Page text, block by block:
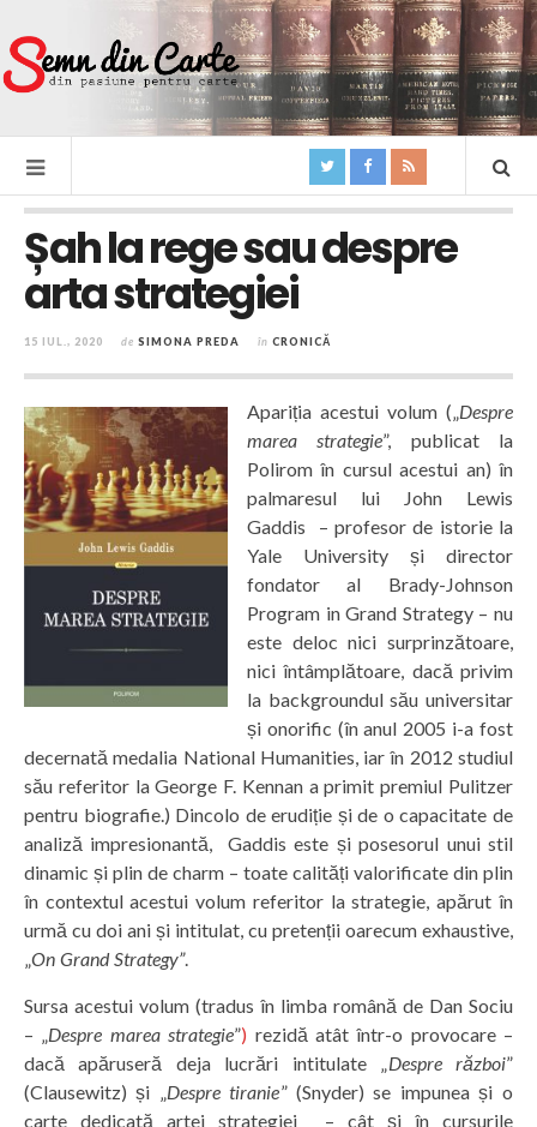
Șah la rege sau despre
arta strategiei
15 IUL., 2020 de SIMONA PREDA în CRONICĂ
Apariția acestui volum („Despre
marea strategie”, publicat la
Polirom în cursul acestui an) în
palmaresul lui John Lewis
Gaddis – profesor de istorie la
Yale University și director
fondator al Brady-Johnson
Program in Grand Strategy – nu
este deloc nici surprinzătoare,
nici întâmplătoare, dacă privim
la backgroundul său universitar
și onorific (în anul 2005 i-a fost
decernată medalia National Humanities, iar în 2012 studiul
său referitor la George F. Kennan a primit premiul Pulitzer
pentru biografie.) Dincolo de erudiție și de o capacitate de
analiză impresionantă, Gaddis este și posesorul unui stil
dinamic și plin de charm – toate calități valorificate din plin
în contextul acestui volum referitor la strategie, apărut în
urmă cu doi ani și intitulat, cu pretenții oarecum exhaustive,
„On Grand Strategy”.
Sursa acestui volum (tradus în limba română de Dan Sociu
– „Despre marea strategie”) rezidă atât într-o provocare –
dacă apăruseră deja lucrări intitulate „Despre război”
(Clausewitz) și „Despre tiranie” (Snyder) se impunea și o
carte dedicată artei strategiei – cât și în cursurile